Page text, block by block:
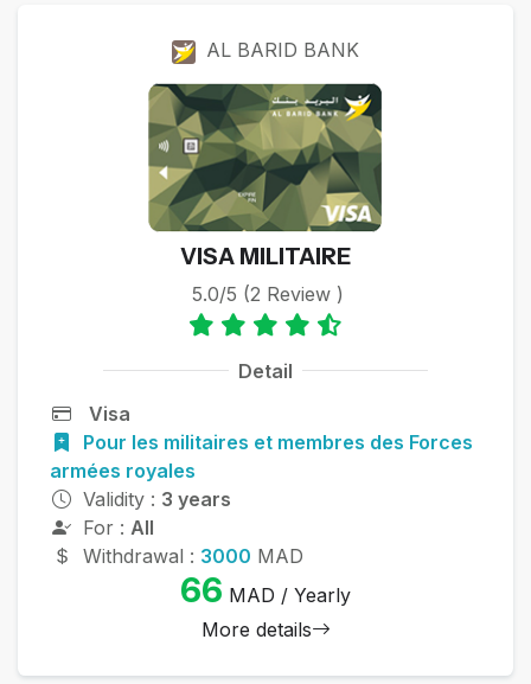
AL BARID BANK
VISA MILITAIRE
5.0/5 (2 Review )
Detail
Visa
Pour les militaires et membres des Forces
armées royales
Validity : 3 years
For : All
Withdrawal : 3000 MAD
66 MAD / Yearly
More details